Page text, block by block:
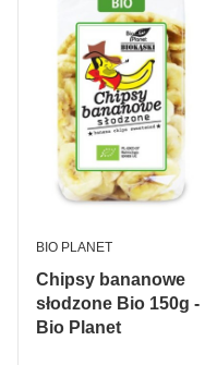
Chipsy bananowe
słodzone Bio 150g -
Bio Planet
PRODUCENT
BIO PLANET